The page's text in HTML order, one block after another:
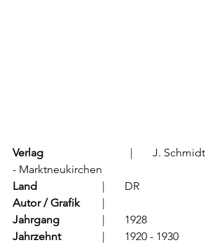
Verlag
- Marktneukirchen
Land
			  |	DR
Autor / Grafik
Jahrgang
		  |	1928
Jahrzehnt
		  |	1920 - 1930